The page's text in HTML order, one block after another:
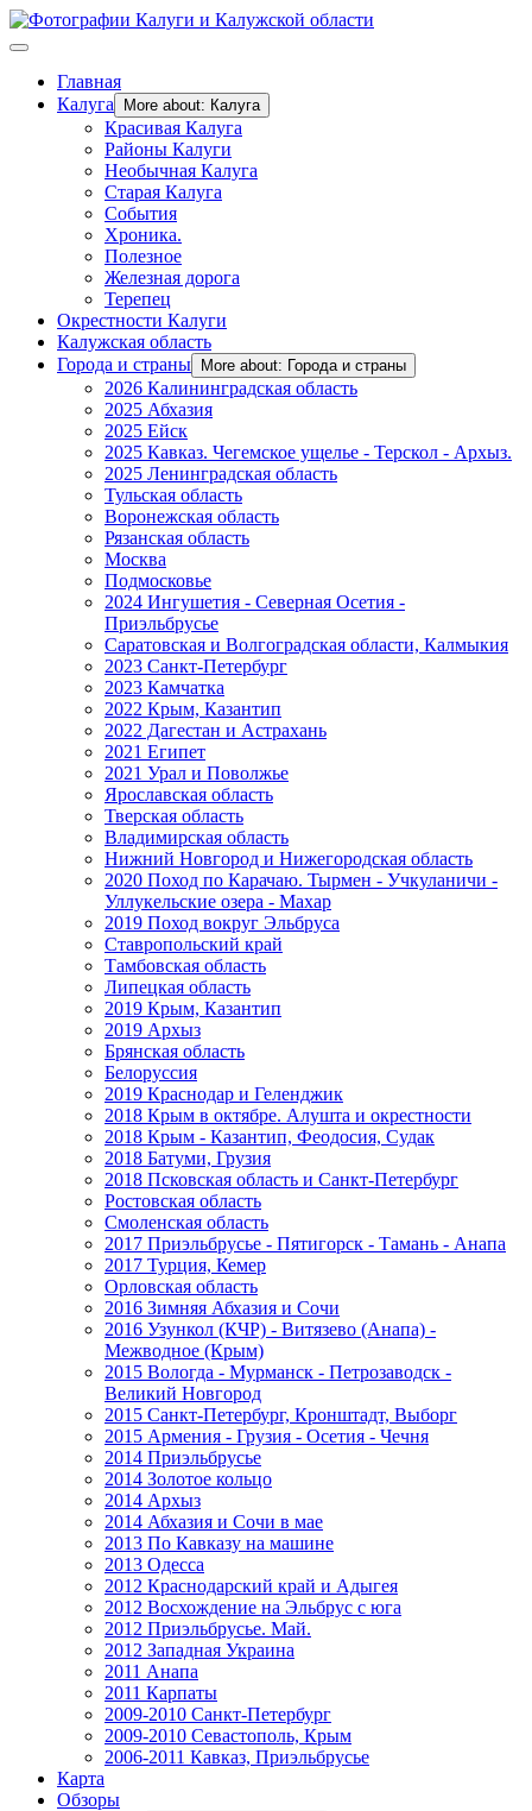
Главная
Калуга
More about: Калуга
Красивая Калуга
Районы Калуги
Необычная Калуга
Старая Калуга
События
Хроника.
Полезное
Железная дорога
Терепец
Окрестности Калуги
Калужская область
Города и страны
More about: Города и страны
2026 Калининградская область
2025 Абхазия
2025 Ейск
2025 Кавказ. Чегемское ущелье - Терскол - Архыз.
2025 Ленинградская область
Тульская область
Воронежская область
Рязанская область
Москва
Подмосковье
2024 Ингушетия - Северная Осетия -
Приэльбрусье
Саратовская и Волгоградская области, Калмыкия
2023 Санкт-Петербург
2023 Камчатка
2022 Крым, Казантип
2022 Дагестан и Астрахань
2021 Египет
2021 Урал и Поволжье
Ярославская область
Тверская область
Владимирская область
Нижний Новгород и Нижегородская область
2020 Поход по Карачаю. Тырмен - Учкуланичи -
Уллукельские озера - Махар
2019 Поход вокруг Эльбруса
Ставропольский край
Тамбовская область
Липецкая область
2019 Крым, Казантип
2019 Архыз
Брянская область
Белоруссия
2019 Краснодар и Геленджик
2018 Крым в октябре. Алушта и окрестности
2018 Крым - Казантип, Феодосия, Судак
2018 Батуми, Грузия
2018 Псковская область и Санкт-Петербург
Ростовская область
Смоленская область
2017 Приэльбрусье - Пятигорск - Тамань - Анапа
2017 Турция, Кемер
Орловская область
2016 Зимняя Абхазия и Сочи
2016 Узункол (КЧР) - Витязево (Анапа) -
Межводное (Крым)
2015 Вологда - Мурманск - Петрозаводск -
Великий Новгород
2015 Санкт-Петербург, Кронштадт, Выборг
2015 Армения - Грузия - Осетия - Чечня
2014 Приэльбрусье
2014 Золотое кольцо
2014 Архыз
2014 Абхазия и Сочи в мае
2013 По Кавказу на машине
2013 Одесса
2012 Краснодарский край и Адыгея
2012 Восхождение на Эльбрус с юга
2012 Приэльбрусье. Май.
2012 Западная Украина
2011 Анапа
2011 Карпаты
2009-2010 Санкт-Петербург
2009-2010 Севастополь, Крым
2006-2011 Кавказ, Приэльбрусье
Карта
Обзоры